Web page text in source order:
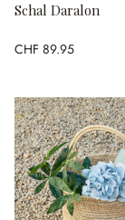
Schal Daralon
CHF 89.95